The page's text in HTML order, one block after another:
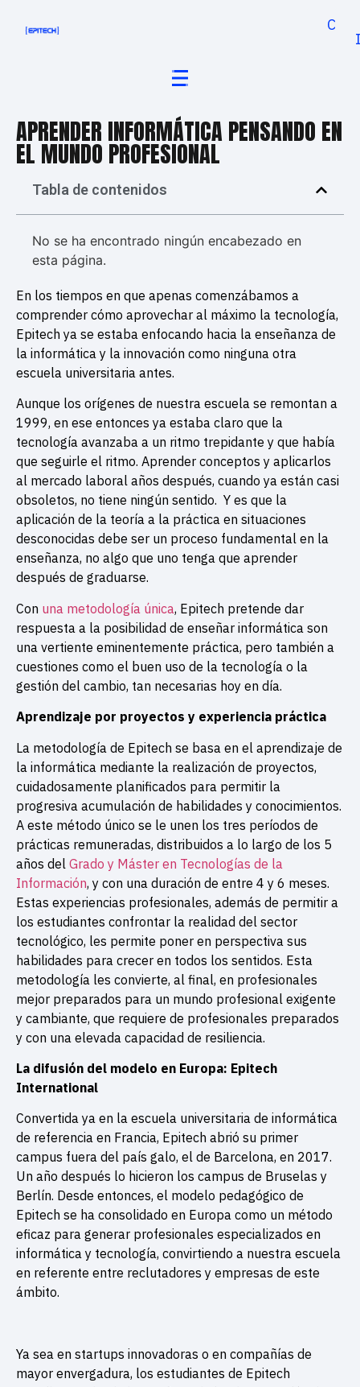
APRENDER INFORMÁTICA PENSANDO EN
EL MUNDO PROFESIONAL
Tabla de contenidos
No se ha encontrado ningún encabezado en
esta página.
En los tiempos en que apenas comenzábamos a
comprender cómo aprovechar al máximo la tecnología,
Epitech ya se estaba enfocando hacia la enseñanza de
la informática y la innovación como ninguna otra
escuela universitaria antes.
Aunque los orígenes de nuestra escuela se remontan a
1999, en ese entonces ya estaba claro que la
tecnología avanzaba a un ritmo trepidante y que había
que seguirle el ritmo. Aprender conceptos y aplicarlos
al mercado laboral años después, cuando ya están casi
obsoletos, no tiene ningún sentido. Y es que la
aplicación de la teoría a la práctica en situaciones
desconocidas debe ser un proceso fundamental en la
enseñanza, no algo que uno tenga que aprender
después de graduarse.
Con una metodología única, Epitech pretende dar
respuesta a la posibilidad de enseñar informática son
una vertiente eminentemente práctica, pero también a
cuestiones como el buen uso de la tecnología o la
gestión del cambio, tan necesarias hoy en día.
Aprendizaje por proyectos y experiencia práctica
La metodología de Epitech se basa en el aprendizaje de
la informática mediante la realización de proyectos,
cuidadosamente planificados para permitir la
progresiva acumulación de habilidades y conocimientos.
A este método único se le unen los tres períodos de
prácticas remuneradas, distribuidos a lo largo de los 5
años del Grado y Máster en Tecnologías de la
Información, y con una duración de entre 4 y 6 meses.
Estas experiencias profesionales, además de permitir a
los estudiantes confrontar la realidad del sector
tecnológico, les permite poner en perspectiva sus
habilidades para crecer en todos los sentidos. Esta
metodología les convierte, al final, en profesionales
mejor preparados para un mundo profesional exigente
y cambiante, que requiere de profesionales preparados
y con una elevada capacidad de resiliencia.
La difusión del modelo en Europa: Epitech
International
Convertida ya en la escuela universitaria de informática
de referencia en Francia, Epitech abrió su primer
campus fuera del país galo, el de Barcelona, en 2017.
Un año después lo hicieron los campus de Bruselas y
Berlín. Desde entonces, el modelo pedagógico de
Epitech se ha consolidado en Europa como un método
eficaz para generar profesionales especializados en
informática y tecnología, convirtiendo a nuestra escuela
en referente entre reclutadores y empresas de este
ámbito.
Ya sea en startups innovadoras o en compañías de
mayor envergadura, los estudiantes de Epitech